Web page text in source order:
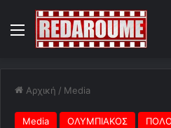
Menu
Αρχική / Media
Media ΟΛΥΜΠΙΑΚΟΣ ΠΟΛΟ